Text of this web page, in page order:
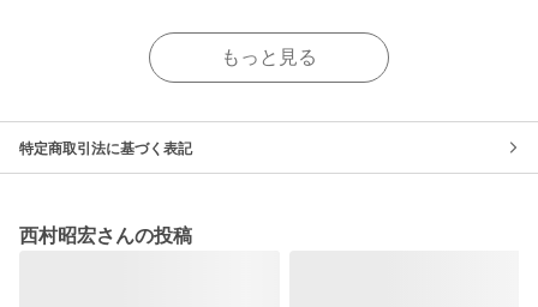
もっと見る
特定商取引法に基づく表記
西村昭宏さんの投稿